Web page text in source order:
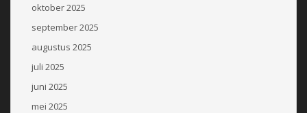
oktober 2025
september 2025
augustus 2025
juli 2025
juni 2025
mei 2025